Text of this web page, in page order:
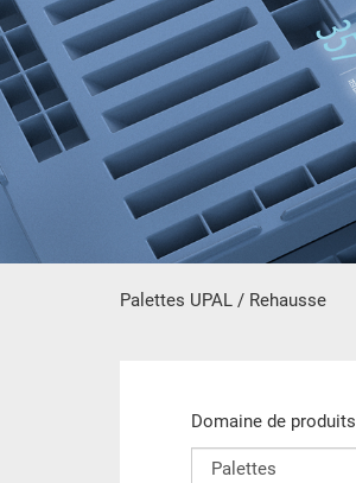
Palettes UPAL / Rehausse
Domaine de produits